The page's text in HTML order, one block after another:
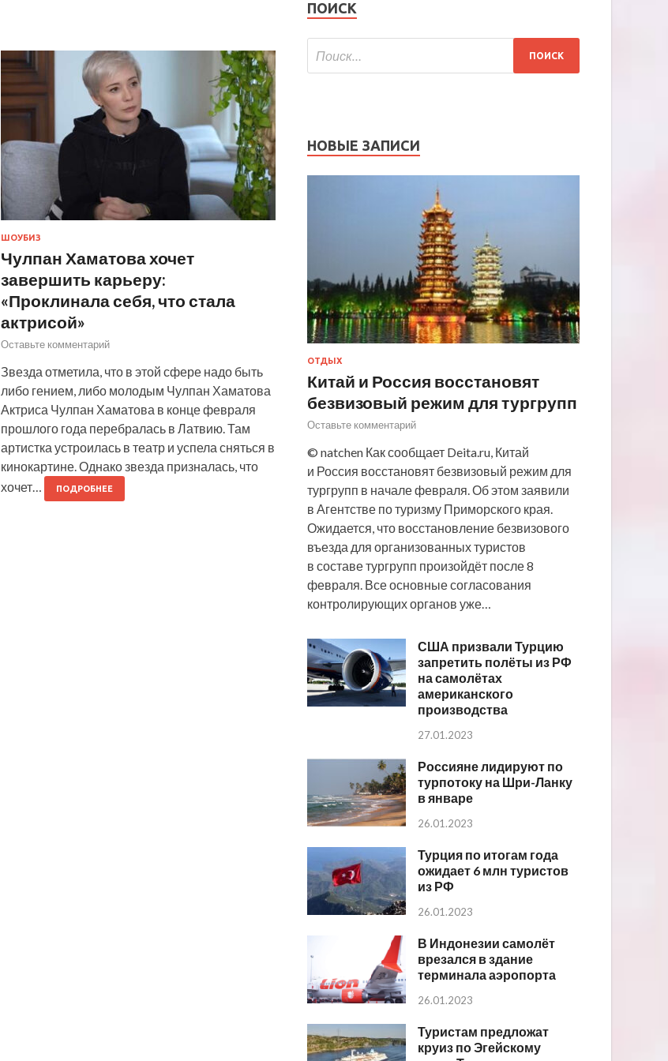
ШОУБИЗ
Чулпан Хаматова хочет
завершить карьеру:
«Проклинала себя, что стала
актрисой»
Оставьте комментарий
Звезда отметила, что в этой сфере надо быть
либо гением, либо молодым Чулпан Хаматова
Актриса Чулпан Хаматова в конце февраля
прошлого года перебралась в Латвию. Там
артистка устроилась в театр и успела сняться в
кинокартине. Однако звезда призналась, что
хочет…
ПОДРОБНЕЕ
ПОИСК
НОВЫЕ ЗАПИСИ
ОТДЫХ
Китай и Россия восстановят
безвизовый режим для тургрупп
Оставьте комментарий
© natchen Как сообщает Deita.ru, Китай
и Россия восстановят безвизовый режим для
тургрупп в начале февраля. Об этом заявили
в Агентстве по туризму Приморского края.
Ожидается, что восстановление безвизового
въезда для организованных туристов
в составе тургрупп произойдёт после 8
февраля. Все основные согласования
контролирующих органов уже…
США призвали Турцию
запретить полёты из РФ
на самолётах
американского
производства
27.01.2023
Россияне лидируют по
турпотоку на Шри-Ланку
в январе
26.01.2023
Турция по итогам года
ожидает 6 млн туристов
из РФ
26.01.2023
В Индонезии самолёт
врезался в здание
терминала аэропорта
26.01.2023
Туристам предложат
круиз по Эгейскому